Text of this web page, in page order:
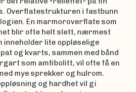
Overflatestrukturen i fastbunn
En marmoroverflate som
blir ofte helt slett, nærmest
inneholder lite oppløselige
og kvarts, sammen med bånd
som amfibolitt, vil ofte få en
mye sprekker og hulrom.
og hardhet vil gi